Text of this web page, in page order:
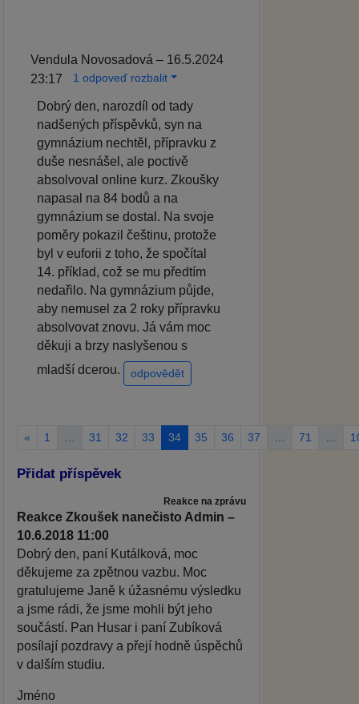
Vendula Novosadová – 16.5.2024
23:17
1 odpoveď rozbalit
Dobrý den, narozdíl od tady
nadšených příspěvků, syn na
gymnázium nechtěl, přípravku z
duše nesnášel, ale poctivě
absolvoval online kurz. Zkoušky
napasal na 84 bodů a na
gymnázium se dostal. Na svoje
poměry pokazil češtinu, protože
byl v euforii z toho, že spočítal
14. příklad, což se mu předtím
nedařilo. Na gymnázium půjde,
aby nemusel za 2 roky přípravku
absolvovat znovu. Já vám moc
děkuji a brzy naslyšenou s
mladší dcerou.
odpovědět
« 1 31 32 33 34 35 36 37 71
Přidat příspěvek
Reakce na zprávu
Reakce Zkoušek nanečisto Admin –
10.6.2018 11:00
Dobrý den, paní Kutálková, moc
děkujeme za zpětnou vazbu. Moc
gratulujeme Janě k úžasnému výsledku
a jsme rádi, že jsme mohli být jeho
součástí. Pan Husar i paní Zubíková
posílají pozdravy a přejí hodně úspěchů
v dalším studiu.
Jméno